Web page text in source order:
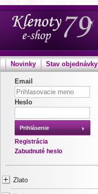
Novinky Stav objednávky
Email
Heslo
Prihlásenie
Registrácia
Zabudnuté heslo
Zlato